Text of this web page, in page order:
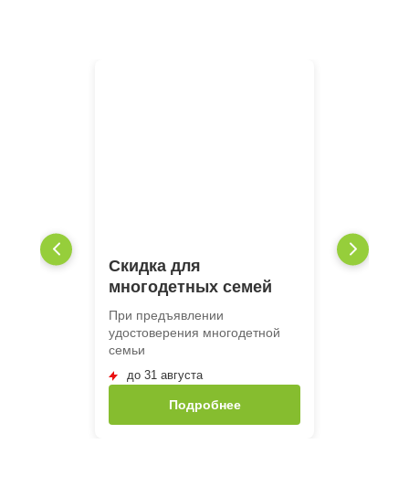
Скидка для
многодетных семей
При предъявлении
удостоверения многодетной
семьи
до 31 августа
Подробнее